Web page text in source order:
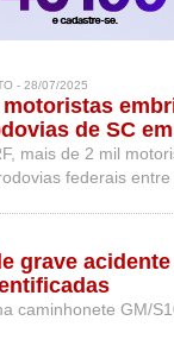
- 28/07/2025
de SC
mais de 2 mil
federais
grave
caminhonete GM/